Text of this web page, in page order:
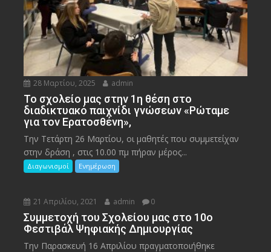
28 Μαρτίου, 2025 admin
To σχολείο μας στην 1η θέση στο
διαδικτυακό παιχνίδι γνώσεων «Ρώταμε
για τον Ερατοσθένη»,
Την Τετάρτη 26 Μαρτίου, οι μαθητές που συμμετείχαν
στην δράση , στις 10.00 πμ πήραν μέρος...
Διαγωνισμοί Ενημέρωση
21 Απριλίου, 2021 admin 0
Συμμετοχή του Σχολείου μας στο 10ο
Φεστιβάλ Ψηφιακής Δημιουργίας
Την Παρασκευή 16 Απριλίου πραγματοποιήθηκε